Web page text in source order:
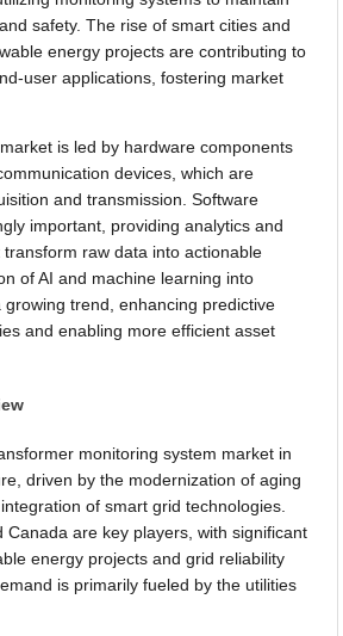
safety. The rise of smart cities and
energy projects are contributing to
user applications, fostering market
is led by hardware components
devices, which are
and transmission. Software
important, providing analytics and
raw data into actionable
of AI and machine learning into
trend, enhancing predictive
and enabling more efficient asset
monitoring system market in
driven by the modernization of aging
of smart grid technologies.
Canada are key players, with significant
energy projects and grid reliability
is primarily fueled by the utilities